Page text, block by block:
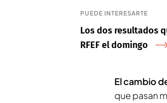
PUEDE INTERESARTE
Los dos resultados
RFEF el domingo
El cambio
que pasan